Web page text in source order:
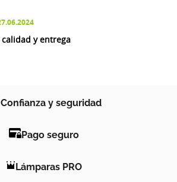
y entrega
Confianza y seguridad
Pago seguro
Lámparas PRO